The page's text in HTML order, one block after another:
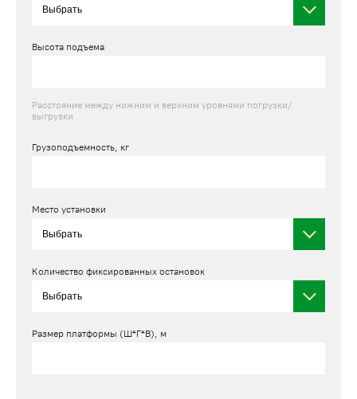
Высота подъема
Расстояние между нижним и верхним уровнями погрузки/
выгрузки
Грузоподъемность, кг
Место установки
Количество фиксированных остановок
Размер платформы (Ш*Г*В), м